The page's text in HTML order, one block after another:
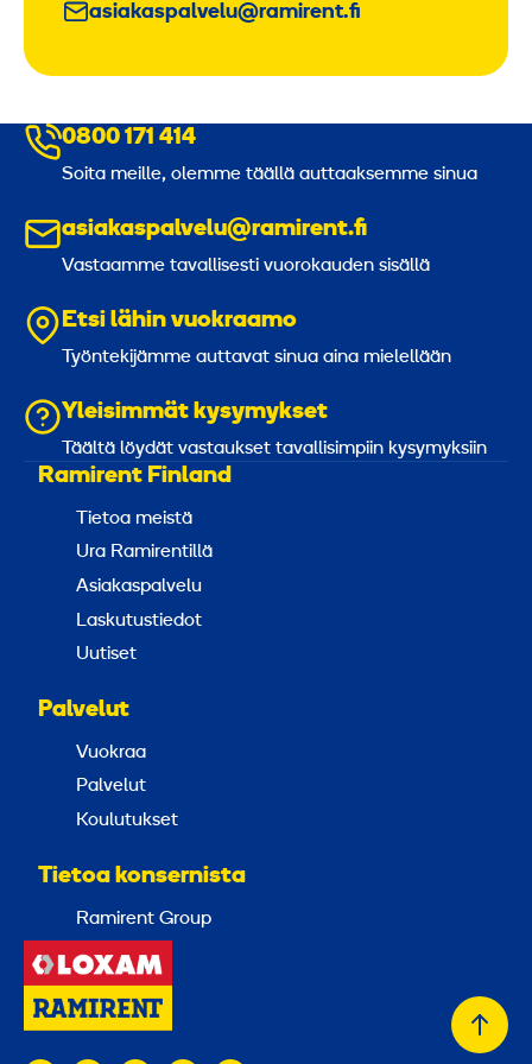
asiakaspalvelu@ramirent.fi
0800 171 414
Soita meille, olemme täällä auttaaksemme sinua
asiakaspalvelu@ramirent.fi
Vastaamme tavallisesti vuorokauden sisällä
Etsi lähin vuokraamo
Työntekijämme auttavat sinua aina mielellään
Yleisimmät kysymykset
Täältä löydät vastaukset tavallisimpiin kysymyksiin
Ramirent Finland
Tietoa meistä
Ura Ramirentillä
Asiakaspalvelu
Laskutustiedot
Uutiset
Palvelut
Vuokraa
Palvelut
Koulutukset
Tietoa konsernista
Ramirent Group